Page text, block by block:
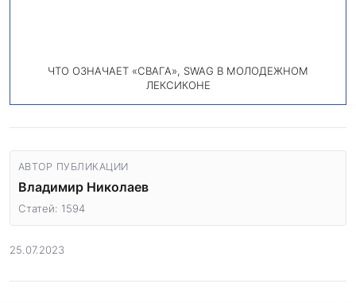
ЧТО ОЗНАЧАЕТ «СВАГА», SWAG В МОЛОДЕЖНОМ
ЛЕКСИКОНЕ
АВТОР ПУБЛИКАЦИИ
Владимир Николаев
Статей: 1594
25.07.2023